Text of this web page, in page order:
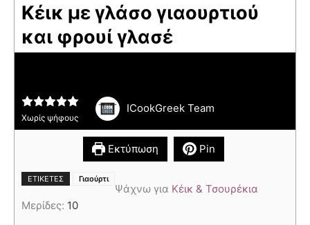
Κέικ με γλάσο γιαουρτιού
και φρουί γλασέ
Χωρίς ψήφους
ICookGreek Team
Εκτύπωση Pin
ΕΤΙΚΈΤΕΣ Γιαούρτι
Ψάχνω για Κέικ & Τσουρέκια
Μερίδες: 10